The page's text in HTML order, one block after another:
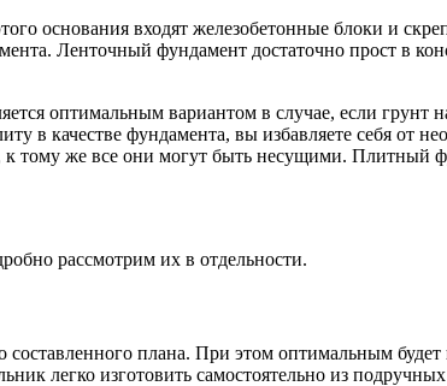
основания входят железобетонные блоки и
Ленточный фундамент достаточно прост в
оптимальным вариантом в случае, если грунт
в качестве фундамента, вы избавляете себя от
тому же все они могут быть несущими. Плитный
рассмотрим их в отдельности.
плана. При этом оптимальным будет
легко изготовить самостоятельно из